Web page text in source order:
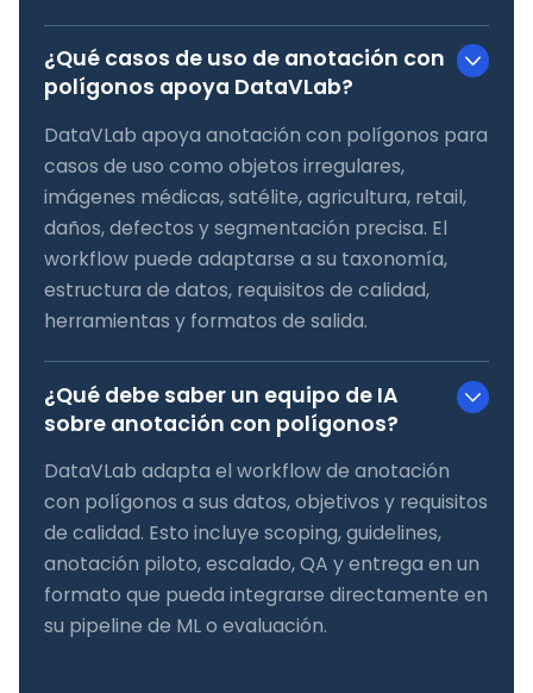
¿Qué casos de uso de anotación con
polígonos apoya DataVLab?
DataVLab apoya anotación con polígonos para
casos de uso como objetos irregulares,
imágenes médicas, satélite, agricultura, retail,
daños, defectos y segmentación precisa. El
workflow puede adaptarse a su taxonomía,
estructura de datos, requisitos de calidad,
herramientas y formatos de salida.
¿Qué debe saber un equipo de IA
sobre anotación con polígonos?
DataVLab adapta el workflow de anotación
con polígonos a sus datos, objetivos y requisitos
de calidad. Esto incluye scoping, guidelines,
anotación piloto, escalado, QA y entrega en un
formato que pueda integrarse directamente en
su pipeline de ML o evaluación.